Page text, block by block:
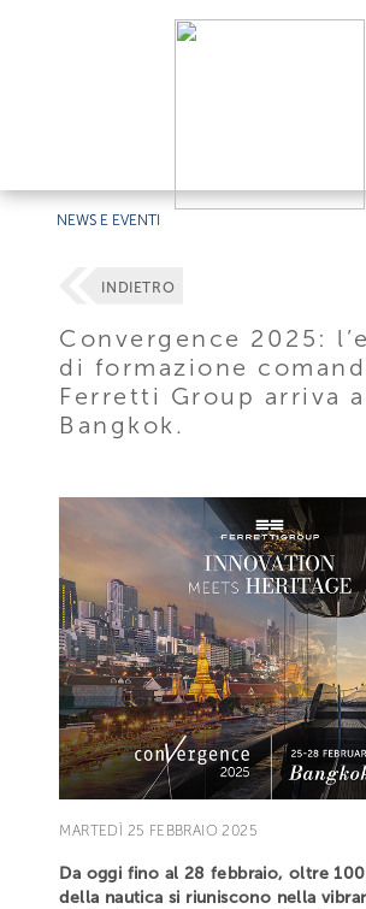
NEWS E EVENTI
INDIETRO
Convergence 2025:
di formazione
Ferretti Group arriva a
Bangkok.
MARTEDÌ 25 FEBBRAIO 2025
Da oggi fino al 28 febbraio, oltre
della nautica si riuniscono nella